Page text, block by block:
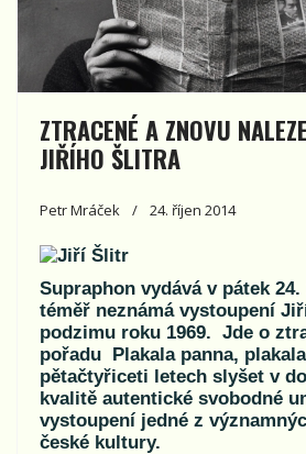
ZTRACENÉ A ZNOVU
JIŘÍHO ŠLITRA
Petr Mráček 24. říjen 2014
Supraphon vydává v pátek 24.
téměř neznámá vystoupení
podzimu roku 1969. Jde o
pořadu Plakala panna,
pětačtyřiceti letech slyšet v
kvalitě autentické svobodné
vystoupení jedné z
české kultury.